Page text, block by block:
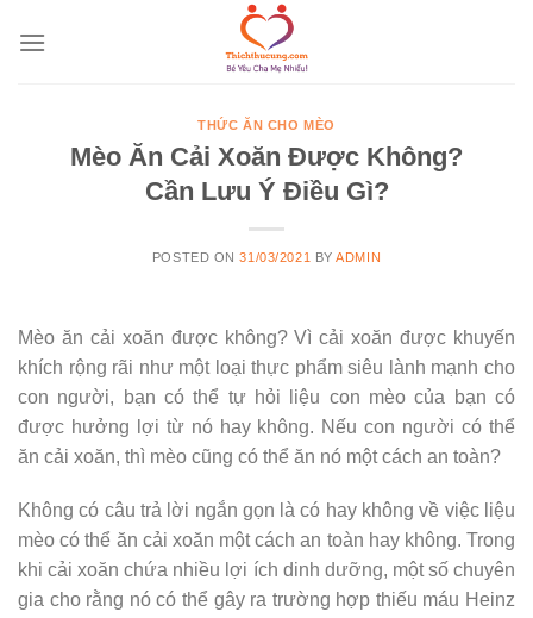
THỨC ĂN CHO MÈO
Mèo Ăn Cải Xoăn Được Không?
Cần Lưu Ý Điều Gì?
POSTED ON31/03/2021 BYADMIN
Mèo ăn cải xoăn được không? Vì cải xoăn được khuyến
khích rộng rãi như một loại thực phẩm siêu lành mạnh cho
con người, bạn có thể tự hỏi liệu con mèo của bạn có
được hưởng lợi từ nó hay không. Nếu con người có thể
ăn cải xoăn, thì mèo cũng có thể ăn nó một cách an toàn?
Không có câu trả lời ngắn gọn là có hay không về việc liệu
mèo có thể ăn cải xoăn một cách an toàn hay không. Trong
khi cải xoăn chứa nhiều lợi ích dinh dưỡng, một số chuyên
gia cho rằng nó có thể gây ra trường hợp thiếu máu Heinz